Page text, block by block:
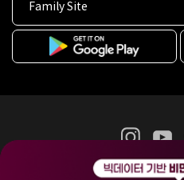
Family Site
365mc 병·의원 이용약관